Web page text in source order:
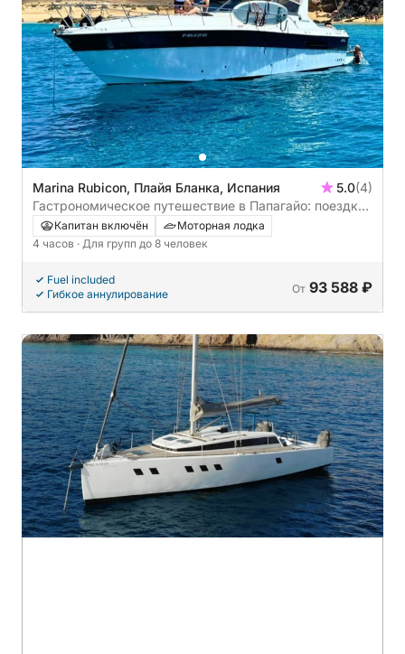
Marina Rubicon, Плайя Бланка, Испания 5.0(4)
Гастрономическое путешествие в Папагайо: поездка
на частной яхте в Папагайо с обедом на борту.
Капитан включён
Моторная лодка
4 часов · Для групп до 8 человек
Fuel included
Гибкое аннулирование
От 93 588 ₽